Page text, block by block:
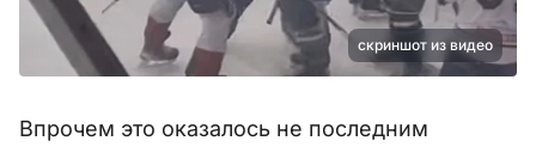
скриншот из видео
Впрочем это оказалось не последним